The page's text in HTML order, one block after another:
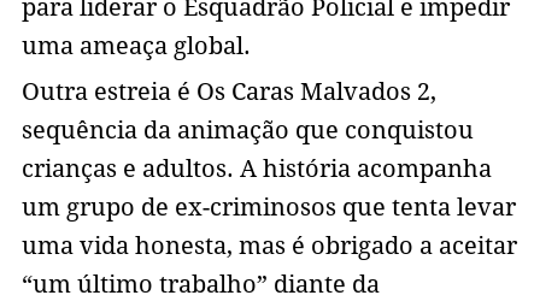
para liderar o Esquadrão Policial e impedir
uma ameaça global.
Outra estreia é Os Caras Malvados 2,
sequência da animação que conquistou
crianças e adultos. A história acompanha
um grupo de ex-criminosos que tenta levar
uma vida honesta, mas é obrigado a aceitar
“um último trabalho” diante da